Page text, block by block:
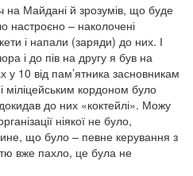
на Майдані й зрозумів, що буде
настроєно – наколочені
і напали (заряди) до них. І
і до пів на другу я був на
у 10 від пам’ятника засновникам
міліцейським кордоном було
докидав до них «коктейлі». Можу
ніякої не було,
що було – певне керування з
вже пахло, це була не